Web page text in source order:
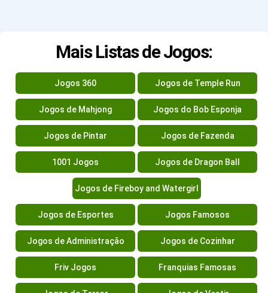
Mais Listas de Jogos:
Jogos 360 Jogos de Temple Run
Jogos de Mahjong Jogos do Bob Esponja
Jogos de Pintar Jogos de Fazenda
1001 Jogos Jogos de Dragon Ball
Jogos de Fireboy and Watergirl
Jogos de Esportes Jogos Famosos
Jogos de Administração Jogos de Cozinhar
Friv Jogos Franquias Famosas